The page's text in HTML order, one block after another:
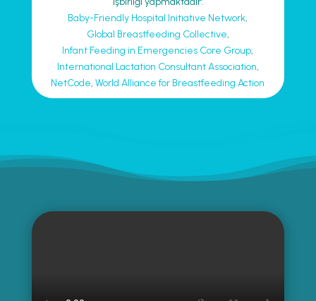
Baby-Friendly Hospital Initiative Network,
Global Breastfeeding Collective,
Infant Feeding in Emergencies Core Group,
International Lactation Consultant Association,
NetCode,World Alliance for Breastfeeding Action